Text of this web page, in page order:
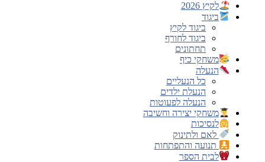
לקיץ 2026
ביגוד
ביגוד לקיץ
ביגוד לחורף
תחתונים
משחקי כיף
הנעלה
כל הנעליים
הנעלת ילדים
הנעלה לפעוטות
משחקי יצירה וחשיבה
לנסיכות
לאם ולתינוק
תנועה והתפתחות
לבית הספר